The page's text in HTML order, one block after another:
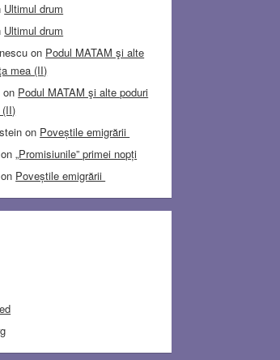
Ultimul drum
Ultimul drum
on Podul MATAM şi alte
mea (II)
on Podul MATAM şi alte poduri
on Poveștile emigrării
on„Promisiunile” primei nopți
on Poveștile emigrării